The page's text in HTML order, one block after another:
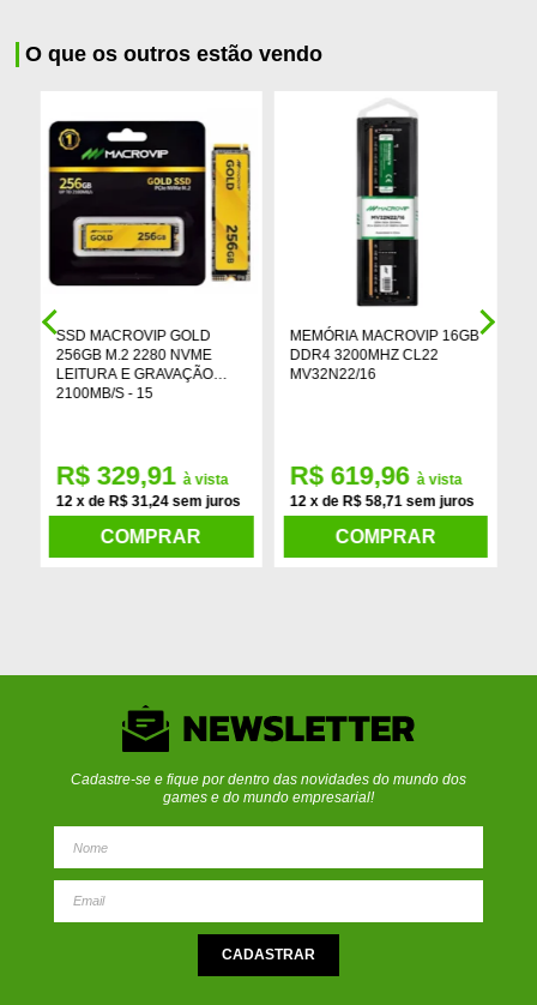
O que os outros estão vendo
SSD MACROVIP GOLD
256GB M.2 2280 NVME
LEITURA E GRAVAÇÃO
2100MB/S - 15
R$ 329,91à vista
12 x de R$ 31,24 sem juros
COMPRAR
MEMÓRIA MACROVIP 16GB
DDR4 3200MHZ CL22
MV32N22/16
R$ 619,96à vista
12 x de R$ 58,71 sem juros
COMPRAR
Cadastre-se e fique por dentro das novidades do mundo dos
games e do mundo empresarial!